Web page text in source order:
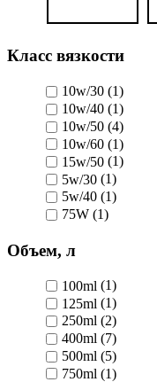
Класс вязкости
10w/30 (1)
10w/40 (1)
10w/50 (4)
10w/60 (1)
15w/50 (1)
5w/30 (1)
5w/40 (1)
75W (1)
Объем, л
100ml (1)
125ml (1)
250ml (2)
400ml (7)
500ml (5)
750ml (1)